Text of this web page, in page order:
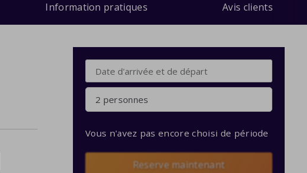
Information pratiques Avis clients
2 personnes
Vous n'avez pas encore choisi de période
Reserve maintenant